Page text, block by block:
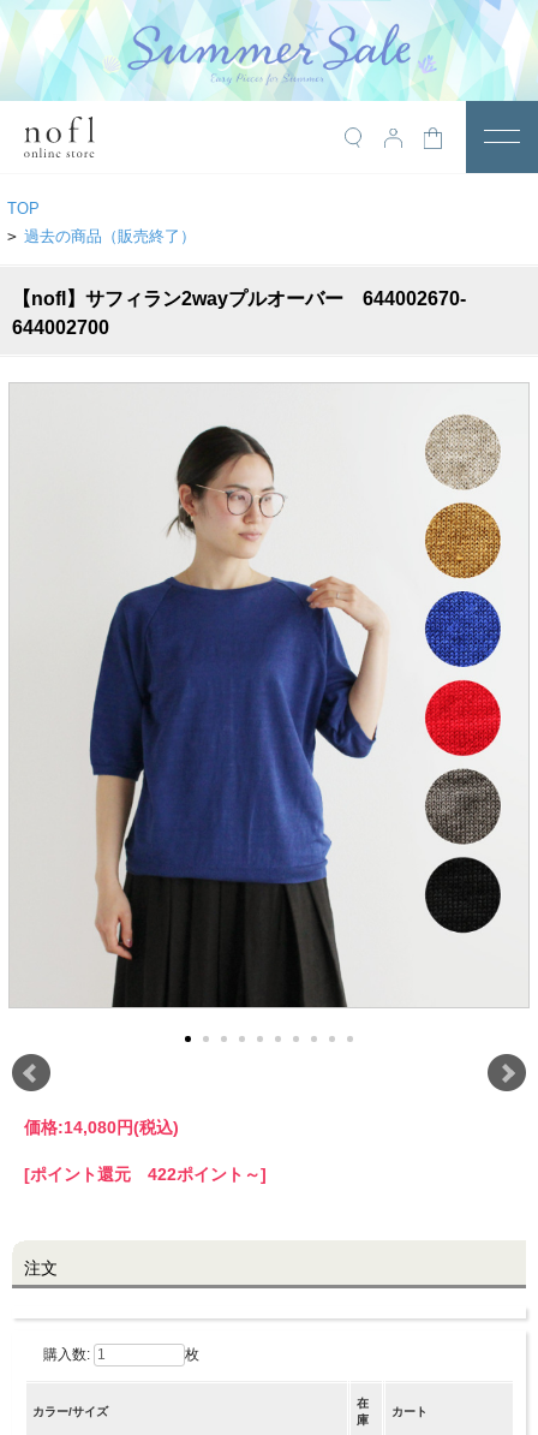
￥10,800税込以上で送料無料
トップス
スカート
レギンス・インナー
服飾雑貨
福袋
ブランド
10%OFFクーポンプレゼント中!
TOP
> 過去の商品（販売終了）
【nofl】サフィラン2wayプルオーバー 644002670-
644002700
価格:14,080円(税込)
[ポイント還元 422ポイント～]
注文
購入数: 枚
カラー/サイズ
在
庫
カート